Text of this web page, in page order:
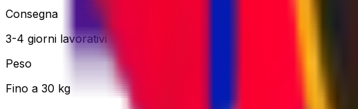
Consegna
3-4 giorni lavorativi
Peso
Fino a 30 kg